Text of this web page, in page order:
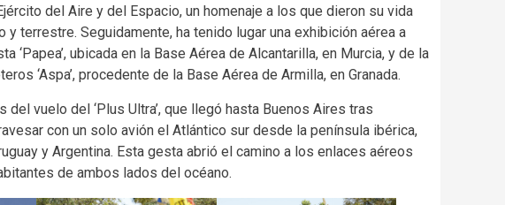
del Aire y del Espacio, un homenaje a los que dieron su vida
y terrestre. Seguidamente, ha tenido lugar una exhibición aérea a
‘Papea’, ubicada en la Base Aérea de Alcantarilla, en Murcia, y de la
‘Aspa’, procedente de la Base Aérea de Armilla, en Granada.
del vuelo del ‘Plus Ultra’, que llegó hasta Buenos Aires tras
con un solo avión el Atlántico sur desde la península ibérica,
y Argentina. Esta gesta abrió el camino a los enlaces aéreos
de ambos lados del océano.